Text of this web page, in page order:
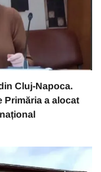
Cluj-Napoca.
Primăria a alocat